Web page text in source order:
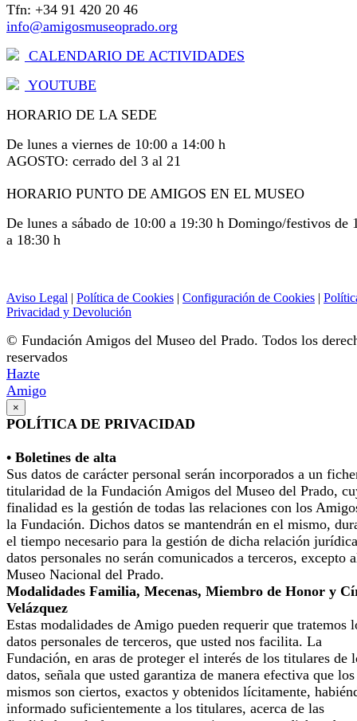
Tfn: +34 91 420 20 46
info@amigosmuseoprado.org
CALENDARIO DE ACTIVIDADES
YOUTUBE
HORARIO DE LA SEDE
De lunes a viernes de 10:00 a 14:00 h
AGOSTO: cerrado del 3 al 21
HORARIO PUNTO DE AMIGOS EN EL MUSEO
De lunes a sábado de 10:00 a 19:30 h Domingo/festivos de
a 18:30 h
Aviso Legal | Política de Cookies | Configuración de Cookies |
Privacidad y Devolución
© Fundación Amigos del Museo del Prado. Todos los
reservados
Hazte
Amigo
×
POLÍTICA DE PRIVACIDAD
• Boletines de alta
Sus datos de carácter personal serán incorporados a un
titularidad de la Fundación Amigos del Museo del Prado,
finalidad es la gestión de todas las relaciones con los
la Fundación. Dichos datos se mantendrán en el mismo,
el tiempo necesario para la gestión de dicha relación
datos personales no serán comunicados a terceros, excepto
Museo Nacional del Prado.
Modalidades Familia, Mecenas, Miembro de Honor y
Velázquez
Estas modalidades de Amigo pueden requerir que tratemos
datos personales de terceros, que usted nos facilita. La
Fundación, en aras de proteger el interés de los titulares de
datos, señala que usted garantiza de manera efectiva que los
mismos son ciertos, exactos y obtenidos lícitamente,
informado suficientemente a los titulares, acerca de las